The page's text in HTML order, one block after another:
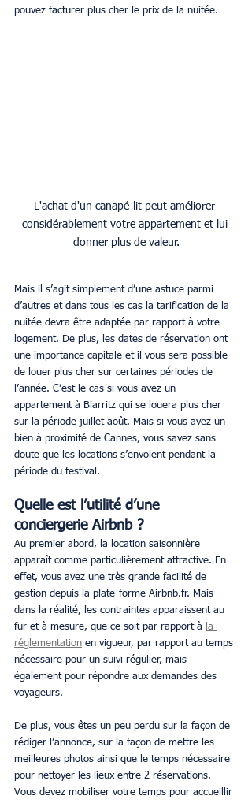
pouvez facturer plus cher le prix de la nuitée.
L'achat d'un canapé-lit peut améliorer
considérablement votre appartement et lui
donner plus de valeur.
Mais il s’agit simplement d’une astuce parmi
d’autres et dans tous les cas la tarification de la
nuitée devra être adaptée par rapport à votre
logement. De plus, les dates de réservation ont
une importance capitale et il vous sera possible
de louer plus cher sur certaines périodes de
l’année. C’est le cas si vous avez un
appartement à Biarritz qui se louera plus cher
sur la période juillet août. Mais si vous avez un
bien à proximité de Cannes, vous savez sans
doute que les locations s’envolent pendant la
période du festival.
Quelle est l’utilité d’une
conciergerie Airbnb ?
Au premier abord, la location saisonnière
apparaît comme particulièrement attractive. En
effet, vous avez une très grande facilité de
gestion depuis la plate-forme Airbnb.fr. Mais
dans la réalité, les contraintes apparaissent au
fur et à mesure, que ce soit par rapport à
la
réglementation en vigueur, par rapport au temps
nécessaire pour un suivi régulier, mais
également pour répondre aux demandes des
voyageurs.
De plus, vous êtes un peu perdu sur la façon de
rédiger l’annonce, sur la façon de mettre les
meilleures photos ainsi que le temps nécessaire
pour nettoyer les lieux entre 2 réservations.
Vous devez mobiliser votre temps pour accueillir